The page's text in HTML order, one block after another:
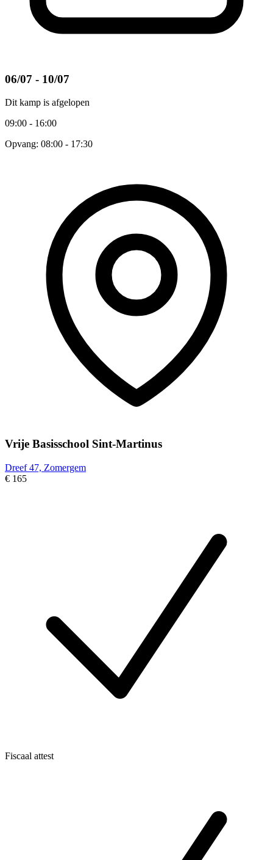
06/07 - 10/07
Dit kamp is afgelopen
09:00 - 16:00
Opvang: 08:00 - 17:30
Vrije Basisschool Sint-Martinus
Dreef 47, Zomergem
€ 165
Fiscaal attest